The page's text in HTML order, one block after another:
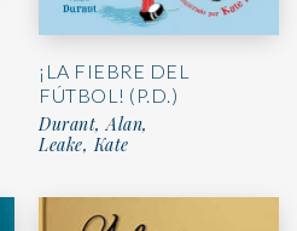
¡LA FIEBRE DEL
FÚTBOL! (P.D.)
Durant, Alan,
Leake, Kate